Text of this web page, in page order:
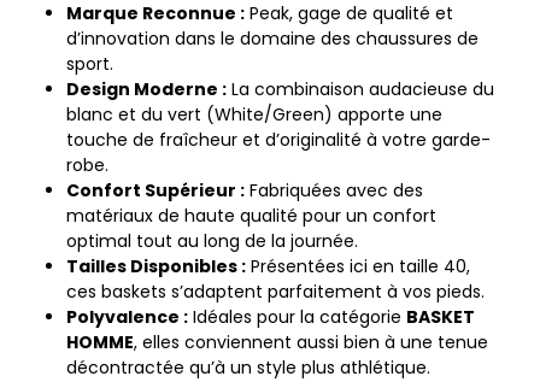
Marque Reconnue : Peak, gage de qualité et
d’innovation dans le domaine des chaussures de
sport.
Design Moderne : La combinaison audacieuse du
blanc et du vert (White/Green) apporte une
touche de fraîcheur et d’originalité à votre garde-
robe.
Confort Supérieur : Fabriquées avec des
matériaux de haute qualité pour un confort
optimal tout au long de la journée.
Tailles Disponibles : Présentées ici en taille 40,
ces baskets s’adaptent parfaitement à vos pieds.
Polyvalence : Idéales pour la catégorie BASKET
HOMME, elles conviennent aussi bien à une tenue
décontractée qu’à un style plus athlétique.